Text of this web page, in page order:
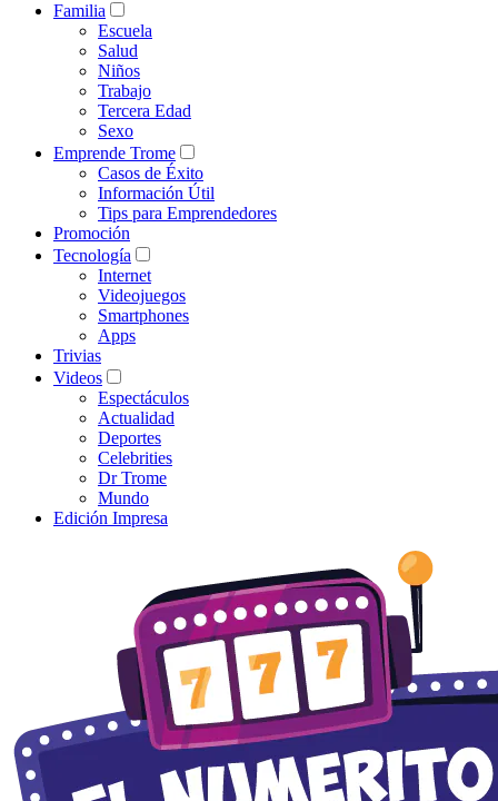
Familia
Escuela
Salud
Niños
Trabajo
Tercera Edad
Sexo
Emprende Trome
Casos de Éxito
Información Útil
Tips para Emprendedores
Promoción
Tecnología
Internet
Videojuegos
Smartphones
Apps
Trivias
Videos
Espectáculos
Actualidad
Deportes
Celebrities
Dr Trome
Mundo
Edición Impresa